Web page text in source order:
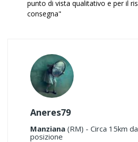
punto di vista qualitativo e per il
consegna"
Aneres79
Manziana (RM) - Circa 15km
posizione